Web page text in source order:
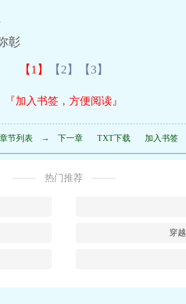
彰
【1】 【2】 【3】
『加入书签，方便阅读』
章节列表 → 下一章 TXT下载 加入书签
热门推荐
穿